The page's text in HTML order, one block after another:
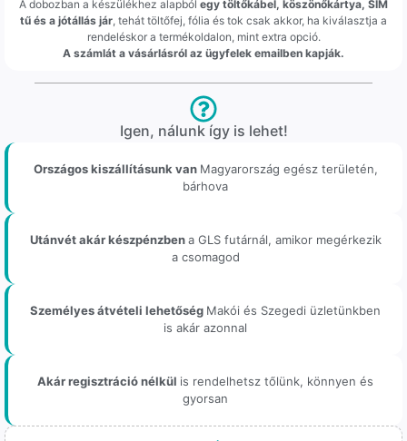
A dobozban a készülékhez alapból egy töltőkábel, köszönőkártya, SIM
tű és a jótállás jár , tehát töltőfej, fólia és tok csak akkor, ha kiválasztja a
rendeléskor a termékoldalon, mint extra opció.
A számlát a vásárlásról az ügyfelek emailben kapják.
Igen, nálunk így is lehet!
Országos kiszállításunk van Magyarország egész területén,
bárhova
Utánvét akár készpénzbena GLS futárnál, amikor megérkezik
a csomagod
Személyes átvételi lehetőség Makói és Szegedi üzletünkben
is akár azonnal
Akár regisztráció nélkül is rendelhetsz tőlünk, könnyen és
gyorsan